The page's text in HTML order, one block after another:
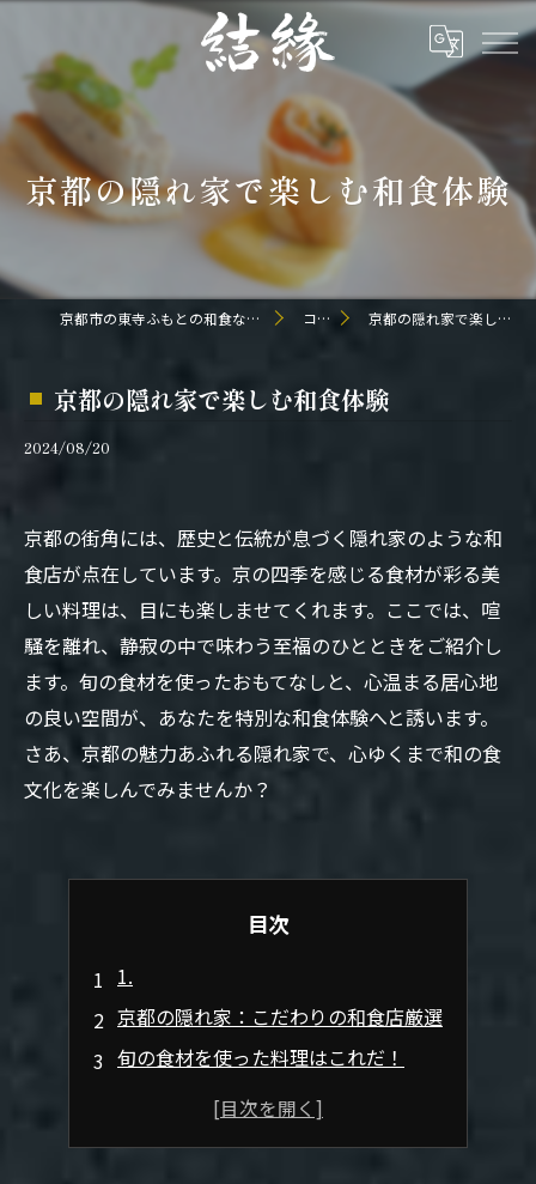
京都の隠れ家で楽しむ和食体験
京都市の東寺ふもとの和食なら日本料理 結縁 コラム 京都の隠れ家で楽しむ和食体験
京都の隠れ家で楽しむ和食体験
2024/08/20
京都の街角には、歴史と伝統が息づく隠れ家のような和
食店が点在しています。京の四季を感じる食材が彩る美
しい料理は、目にも楽しませてくれます。ここでは、喧
騒を離れ、静寂の中で味わう至福のひとときをご紹介し
ます。旬の食材を使ったおもてなしと、心温まる居心地
の良い空間が、あなたを特別な和食体験へと誘います。
さあ、京都の魅力あふれる隠れ家で、心ゆくまで和の食
文化を楽しんでみませんか？
目次
1.
京都の隠れ家：こだわりの和食店厳選
旬の食材を使った料理はこれだ！
和の心を感じるおもてなしのスタイル